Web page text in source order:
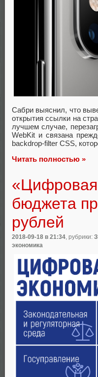
Сабри выяснил, что
открытия ссылки на
лучшем случае,
WebKit и связана
backdrop-filter CSS,
Читать полностью »
«Цифровая
бюджета
рублей
2018-09-18 в 21:34, рубрики:
экономика